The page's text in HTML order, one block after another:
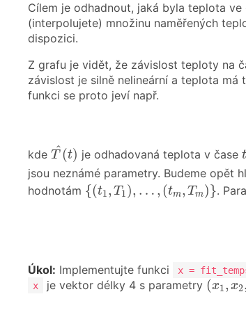
Cílem je odhadnout, jaká byla teplota
(interpolujete) množinu naměřených
dispozici.
Z grafu je vidět, že závislost teploty na
závislost je silně nelineární a teplota
funkci se proto jeví např.
kde ^
T (t)
T^( t
je odhadovaná teplota v čase t
t
jsou neznámé parametry. Budeme opět
hodnotám {(t1, T1), … , (tm, Tm)}
{(t1, T1 ), (t m, m) .
Úkol: Implementujte funkci x =
x je vektor délky 4 s parametry (x1, x2,
(x1,x2